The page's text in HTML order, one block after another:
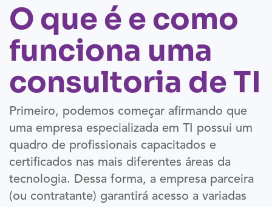
O que é e como
funciona uma
consultoria de TI
Primeiro, podemos começar afirmando que
uma empresa especializada em TI possui um
quadro de profissionais capacitados e
certificados nas mais diferentes áreas da
tecnologia. Dessa forma, a empresa parceira
(ou contratante) garantirá acesso a variadas